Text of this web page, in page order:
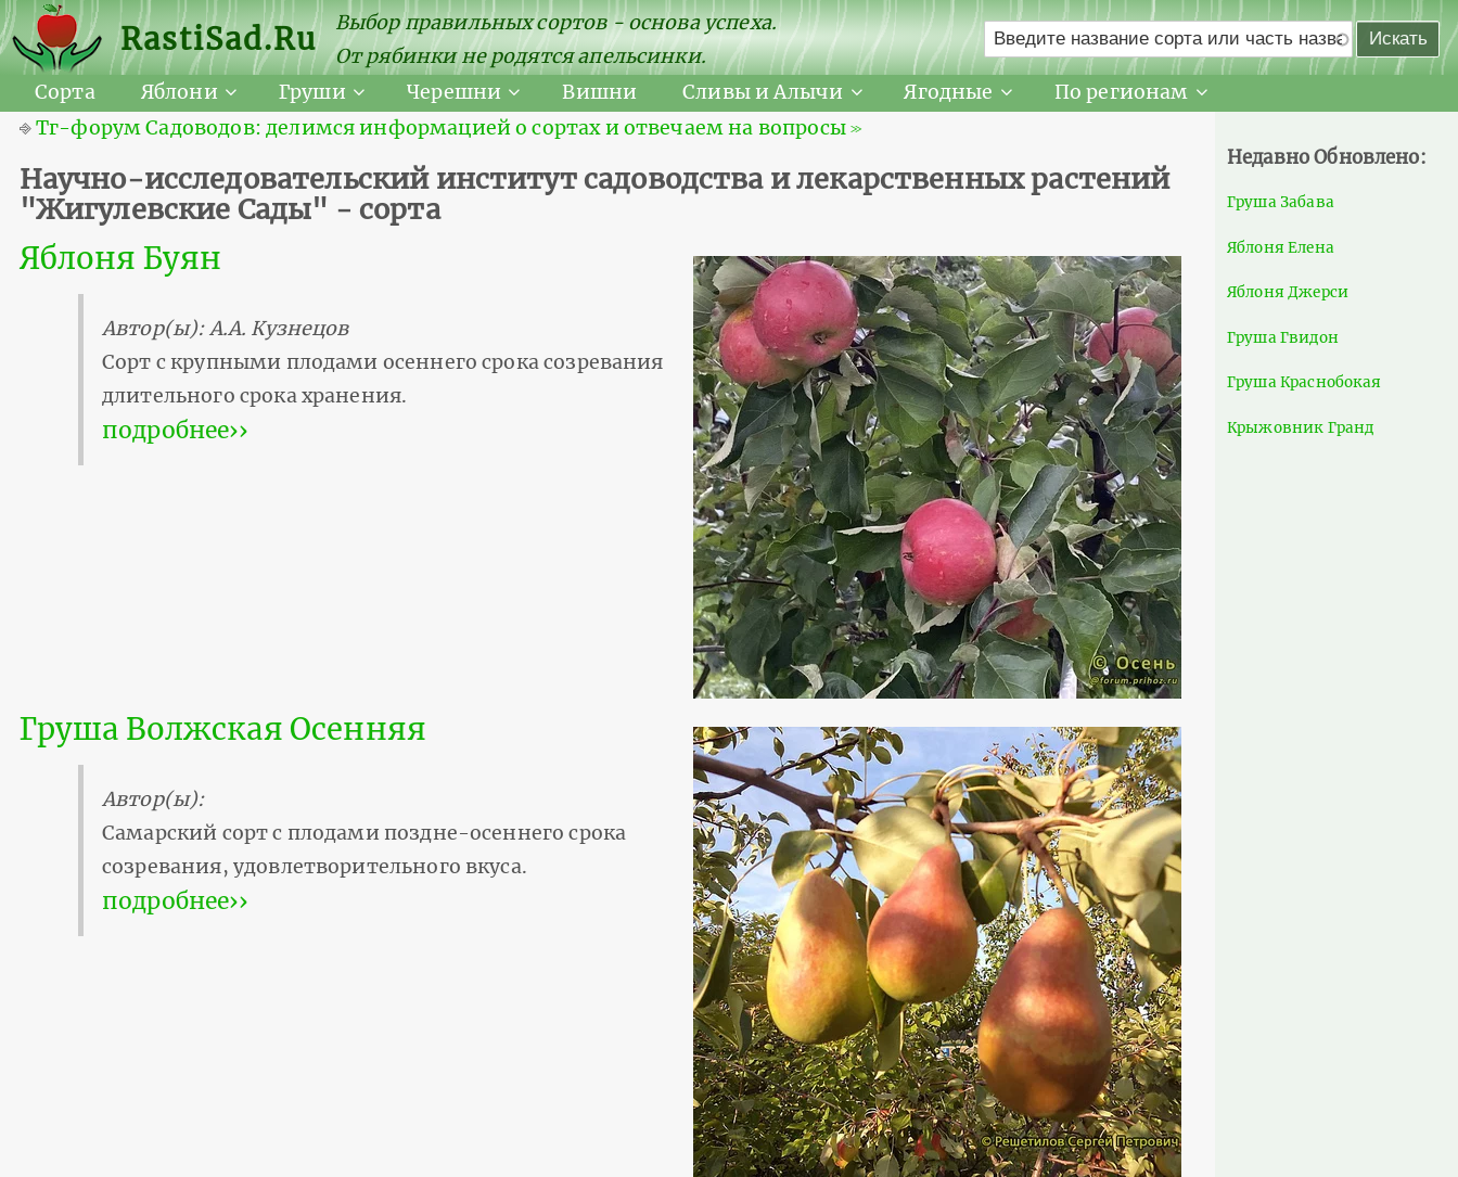
RastiSad.Ru
Выбор правильных сортов - основа успеха.
От рябинки не родятся апельсинки.
Сорта
Яблони Груши Черешни Вишни Сливы и Алычи Ягодные
По регионам
⎆Тг-форум Садоводов: делимся информацией о сортах и отвечаем на вопросы ≫
Научно-исследовательский институт садоводства и лекарственных растений
"Жигулевские Сады" - сорта
Яблоня Буян
Автор(ы): А.А. Кузнецов
Сорт с крупными плодами осеннего срока созревания
длительного срока хранения.
подробнее››
Груша Волжская Осенняя
Автор(ы):
Самарский сорт с плодами поздне-осеннего срока
созревания, удовлетворительного вкуса.
подробнее››
Недавно Обновлено:
Груша Забава
Яблоня Елена
Яблоня Джерси
Груша Гвидон
Груша Краснобокая
Крыжовник Гранд